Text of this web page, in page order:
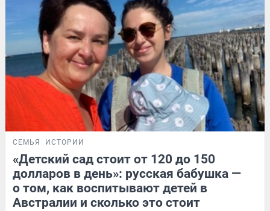
СЕМЬЯ ИСТОРИИ
«Детский сад стоит от 120 до 150
долларов в день»: русская бабушка —
о том, как воспитывают детей в
Австралии и сколько это стоит